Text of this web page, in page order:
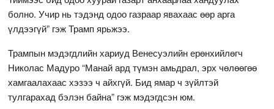
болно. Учир нь тэдэнд одоо газраар явахаас өөр арга
үлдээгүй” гэж Трамп ярьжээ.
Трампын мэдэгдлийн хариуд Венесуэлийн ерөнхийлөгч
Николас Мадуро “Манай ард түмэн амьдрал, эрх чөлөөгөө
хамгаалахаас хэзээ ч айхгүй. Бид ямар ч зүйлтэй
тулгарахад бэлэн байна” гэж мэдэгдсэн юм.